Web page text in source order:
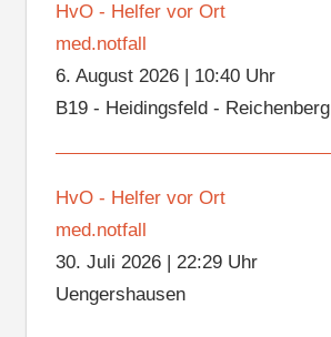
HvO - Helfer vor Ort
med.notfall
6. August 2026| 10:40 Uhr
B19 - Heidingsfeld - Reichenberg
HvO - Helfer vor Ort
med.notfall
30. Juli 2026| 22:29 Uhr
Uengershausen